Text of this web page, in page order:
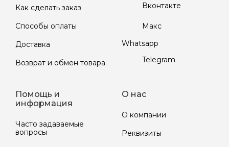
Как сделать заказ
Способы оплаты
Доставка
Возврат и обмен товара
Вконтакте
Макс
Whatsapp
Telegram
Помощь и
информация
Часто задаваемые
вопросы
О нас
О компании
Реквизиты